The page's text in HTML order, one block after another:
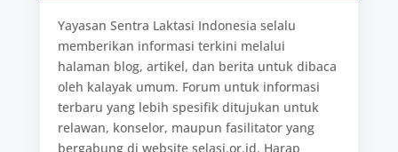
Yayasan Sentra Laktasi Indonesia selalu
memberikan informasi terkini melalui
halaman blog, artikel, dan berita untuk dibaca
oleh kalayak umum. Forum untuk informasi
terbaru yang lebih spesifik ditujukan untuk
relawan, konselor, maupun fasilitator yang
bergabung di website selasi.or.id. Harap